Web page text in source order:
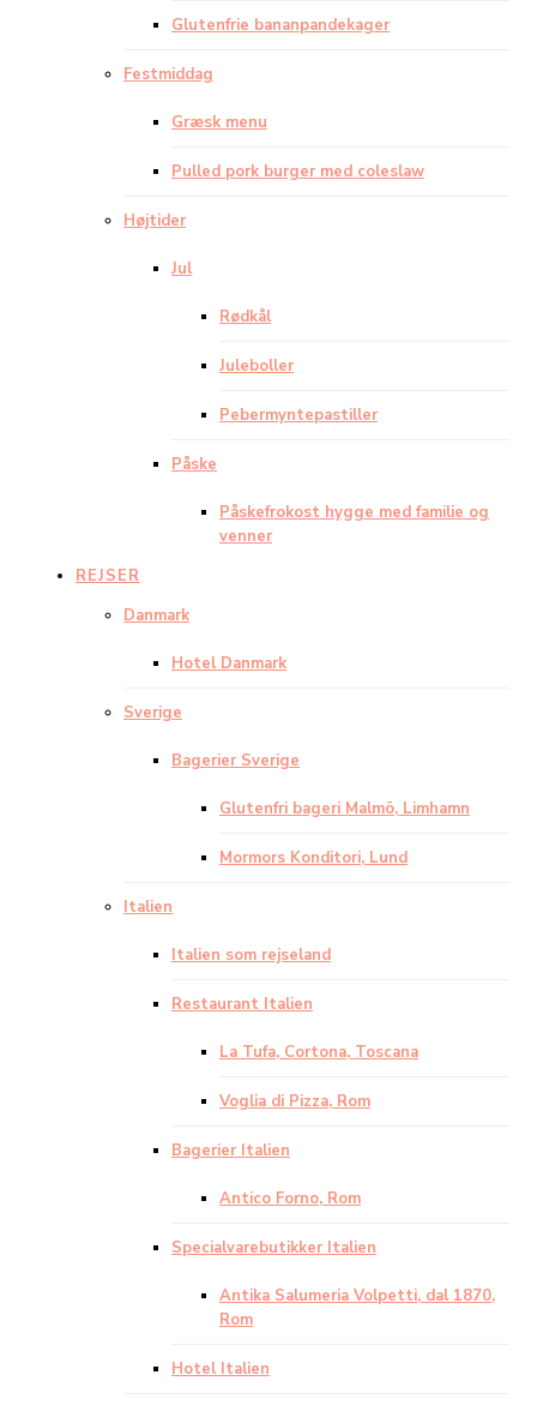
Glutenfrie bananpandekager
Festmiddag
Græsk menu
Pulled pork burger med coleslaw
Højtider
Jul
Rødkål
Juleboller
Pebermyntepastiller
Påske
Påskefrokost hygge med familie og
venner
REJSER
Danmark
Hotel Danmark
Sverige
Bagerier Sverige
Glutenfri bageri Malmö, Limhamn
Mormors Konditori, Lund
Italien
Italien som rejseland
Restaurant Italien
La Tufa, Cortona, Toscana
Voglia di Pizza, Rom
Bagerier Italien
Antico Forno, Rom
Specialvarebutikker Italien
Antika Salumeria Volpetti, dal 1870,
Rom
Hotel Italien